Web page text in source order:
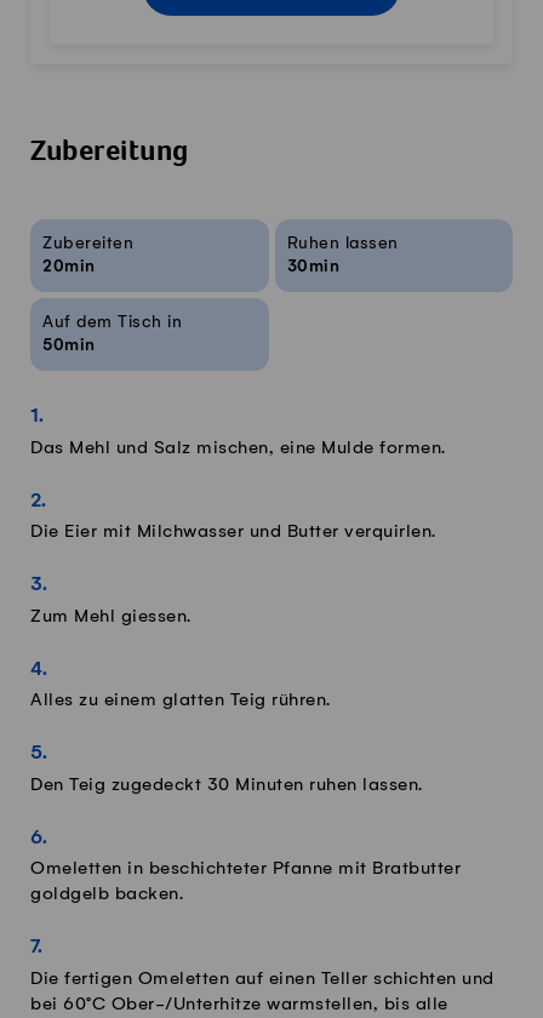
Zubereitung
Rezeptinfos
Zubereiten
20min
Ruhen lassen
30min
Auf dem Tisch in
50min
Das Mehl und Salz mischen, eine Mulde formen.
Die Eier mit Milchwasser und Butter verquirlen.
Zum Mehl giessen.
Alles zu einem glatten Teig rühren.
Den Teig zugedeckt 30 Minuten ruhen lassen.
Omeletten in beschichteter Pfanne mit Bratbutter
goldgelb backen.
Die fertigen Omeletten auf einen Teller schichten und
bei 60°C Ober-/Unterhitze warmstellen, bis alle